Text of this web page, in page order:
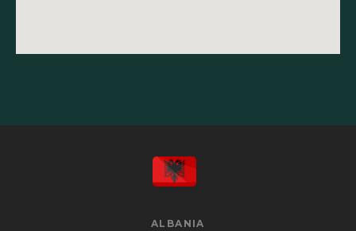
ALBANIA